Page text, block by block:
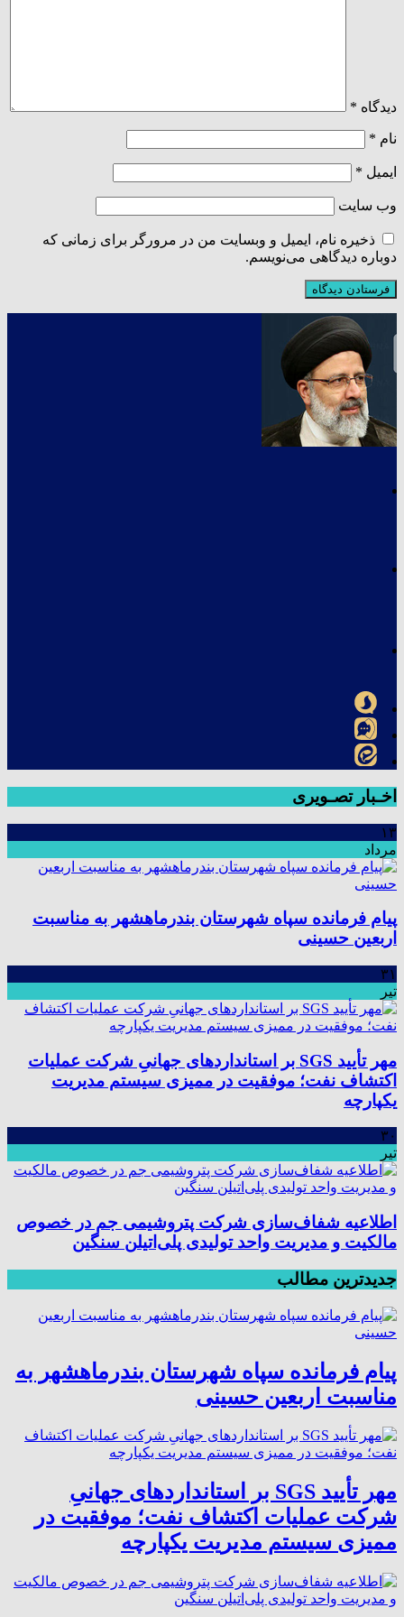
دیدگاه *
نام *
ایمیل *
وب‌ سایت
ذخیره نام، ایمیل و وبسایت من در مرورگر برای زمانی که
دوباره دیدگاهی می‌نویسم.
اخـبار تصـویری
۱۳
مرداد
پیام فرمانده سپاه شهرستان بندرماهشهر به مناسبت
اربعین حسینی
۳۱
تیر
مهر تأیید SGS بر استانداردهای جهانیِ شرکت عملیات
اکتشاف نفت؛ موفقیت در ممیزی سیستم مدیریت
یکپارچه
۳۰
تیر
اطلاعیه شفاف‌سازی شرکت پتروشیمی جم در خصوص
مالکیت و مدیریت واحد تولیدی پلی‌اتیلن سنگین
جدیدترین مطالب
پیام فرمانده سپاه شهرستان بندرماهشهر به
مناسبت اربعین حسینی
مهر تأیید SGS بر استانداردهای جهانیِ
شرکت عملیات اکتشاف نفت؛ موفقیت در
ممیزی سیستم مدیریت یکپارچه